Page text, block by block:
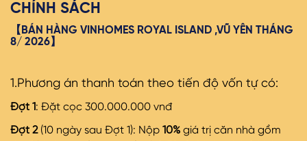
CHÍNH SÁCH
【BÁN HÀNG VINHOMES ROYAL ISLAND ,VŨ YÊN THÁNG
8/ 2026】
1.Phương án thanh toán theo tiến độ vốn tự có:
Đợt 1: Đặt cọc 300.000.000 vnđ
Đợt 2(10 ngày sau Đợt 1): Nộp 10% giá trị căn nhà gồm